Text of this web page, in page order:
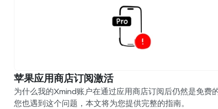
苹果应用商店订阅激活
为什么我的Xmind账户在通过应用商店订阅后仍然是免费
您也遇到这个问题，本文将为您提供完整的指南。